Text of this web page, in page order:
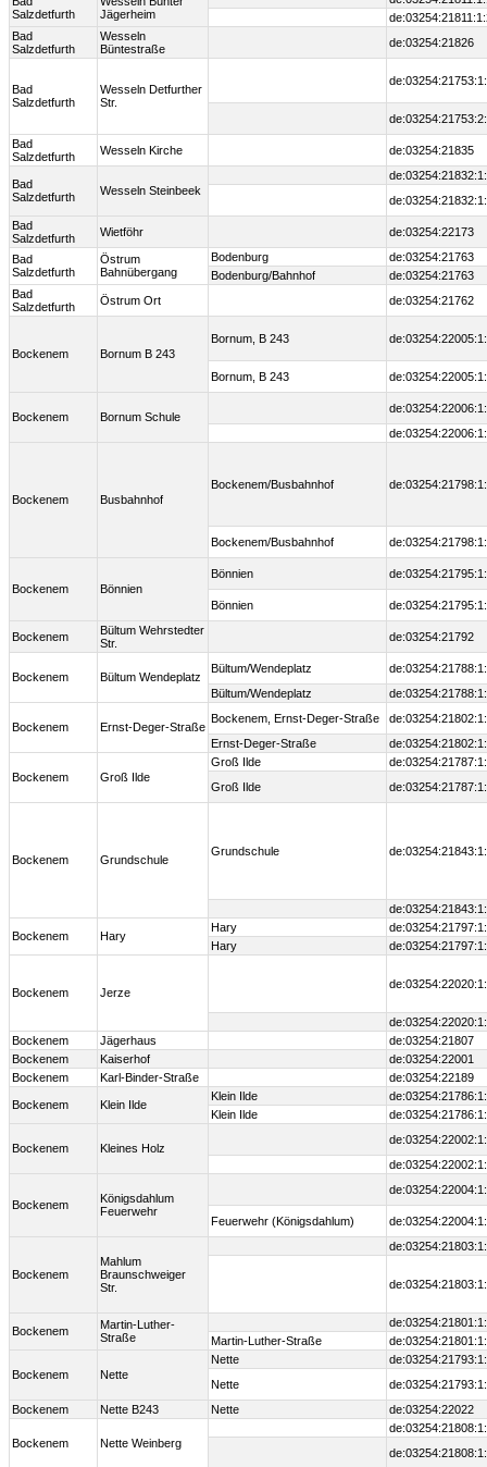
Salzdetfurth
Jägerheim
Bad
Salzdetfurth
Wesseln
Büntestraße
de:03254:21826
Bad
Salzdetfurth
Wesseln Detfurther
Str.
Bad
Salzdetfurth
Wesseln Kirche de:03254:21835
Bad
Salzdetfurth
Wesseln Steinbeek
Bad
Salzdetfurth
Wietföhr de:03254:22173
Bad
Salzdetfurth
Östrum
Bahnübergang
Bodenburg
de:03254:21763
Bodenburg/Bahnhof
de:03254:21763
Bad
Salzdetfurth
Östrum Ort de:03254:21762
Bockenem Bornum B 243
Bornum, B 243
Bornum, B 243
Bockenem Bornum Schule
Bockenem Busbahnhof
Bockenem/Busbahnhof
Bockenem/Busbahnhof
Bockenem Bönnien
Bönnien
Bönnien
Bockenem
Bültum Wehrstedter
Str.
de:03254:21792
Bockenem Bültum Wendeplatz
Bültum/Wendeplatz
Bültum/Wendeplatz
Bockenem Ernst-Deger-Straße
Bockenem, Ernst-Deger-Straße
Ernst-Deger-Straße
Bockenem Groß Ilde
Groß Ilde
Groß Ilde
Bockenem Grundschule
Grundschule
Bockenem Hary
Hary
Hary
Bockenem Jerze
Bockenem
Jägerhaus
de:03254:21807
Bockenem
Kaiserhof
de:03254:22001
Bockenem
Karl-Binder-Straße de:03254:22189
Bockenem Klein Ilde
Klein Ilde
Klein Ilde
Bockenem Kleines Holz
Bockenem
Königsdahlum
Feuerwehr
Feuerwehr (Königsdahlum)
Bockenem
Mahlum
Braunschweiger
Str.
Bockenem
Martin-Luther-
Straße
Martin-Luther-Straße
Bockenem Nette
Nette
Nette
Bockenem
Nette B243 Nette de:03254:22022
Bockenem Nette Weinberg